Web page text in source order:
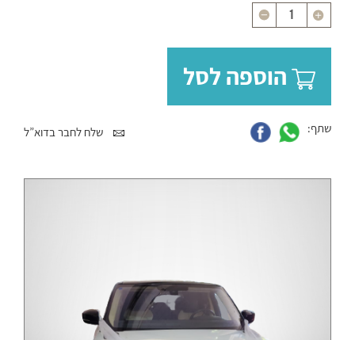
כמות
הוספה לסל
שתף: שלח לחבר בדוא”ל